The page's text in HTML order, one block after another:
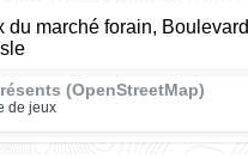
du marché forain, Boulevard
(OpenStreetMap)
de jeux